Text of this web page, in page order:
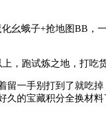
蛾子+抢地图BB，
跑试炼之地，打吃
手别打到了就吃掉
久的宝藏积分全换材料